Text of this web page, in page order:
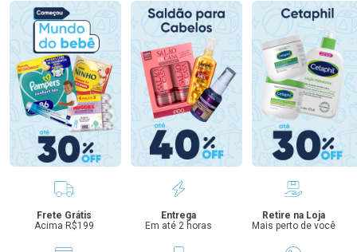
Benefícios
Frete Grátis
Acima R$199
Entrega
Em até 2 horas
Retire na Loja
Mais perto de você